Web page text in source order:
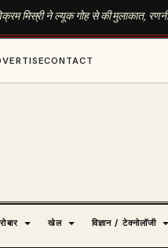
मिस्री ने ल्यूक गोह से की मुलाकात,
CONTACT
खेल विज्ञान / टेक्नोलॉजी